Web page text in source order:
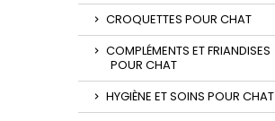
CROQUETTES POUR CHAT
COMPLÉMENTS ET FRIANDISES
POUR CHAT
HYGIÈNE ET SOINS POUR CHAT